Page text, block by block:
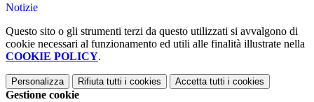
Notizie
Questo sito o gli strumenti terzi da questo utilizzati si avvalgono di
cookie necessari al funzionamento ed utili alle finalità illustrate nella
COOKIE POLICY.
Personalizza Rifiuta tutti i cookies Accetta tutti i cookies
Gestione cookie